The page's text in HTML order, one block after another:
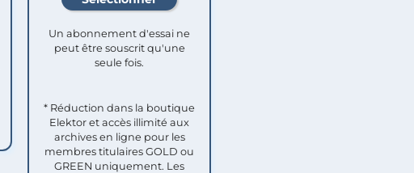
Un abonnement d'essai ne
peut être souscrit qu'une
seule fois.​
* Réduction dans la boutique
Elektor et accès illimité aux
archives en ligne pour les
membres titulaires GOLD ou
GREEN uniquement. Les